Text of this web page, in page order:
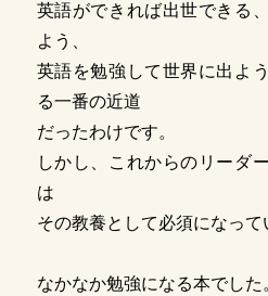
英語ができれば出世できる
よう、
英語を勉強して世界に出よ
る一番の近道
だったわけです。
しかし、これからのリーダ
は
その教養として必須になって
なかなか勉強になる本でした